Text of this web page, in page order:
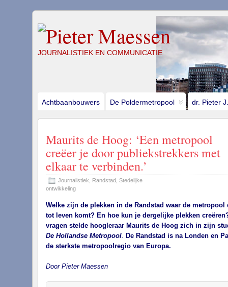
JOURNALISTIEK EN COMMUNICATIE
Achtbaanbouwers De Poldermetropool dr. Pieter
Maurits de Hoog: ‘Een metropool
creëer je door publiekstrekkers met
elkaar te verbinden.’
Journalistiek Randstad, Stedelijke
ontwikkeling
Welke zijn de plekken in de Randstad waar de metropool
tot leven komt? En hoe kun je dergelijke plekken
vragen stelde hoogleraar Maurits de Hoog zich in zijn
De Hollandse Metropool. De Randstad is na Londen en
de sterkste metropoolregio van Europa.
Door Pieter Maessen